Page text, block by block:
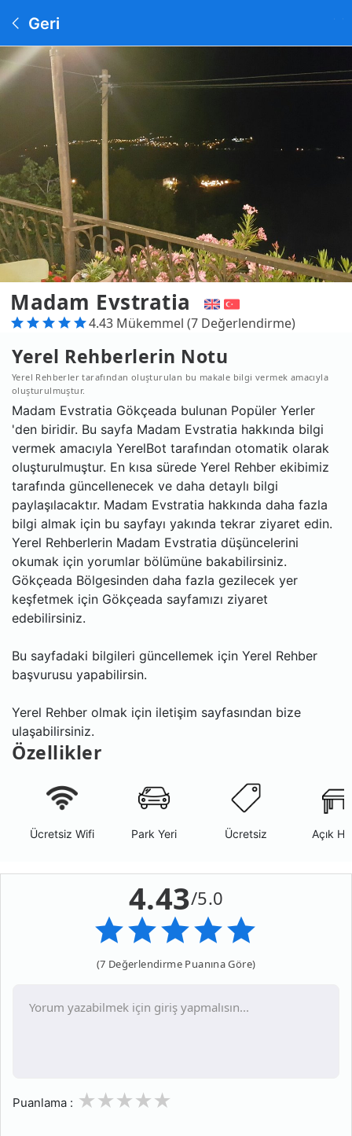
Geri
Madam Evstratia
4.43 Mükemmel (7 Değerlendirme)
Yerel Rehberlerin Notu
Yerel Rehberler tarafından oluşturulan bu makale bilgi vermek amacıyla
oluşturulmuştur.
Madam Evstratia Gökçeada bulunan Popüler Yerler
'den biridir. Bu sayfa Madam Evstratia hakkında bilgi
vermek amacıyla YerelBot tarafından otomatik olarak
oluşturulmuştur. En kısa sürede Yerel Rehber ekibimiz
tarafında güncellenecek ve daha detaylı bilgi
paylaşılacaktır. Madam Evstratia hakkında daha fazla
bilgi almak için bu sayfayı yakında tekrar ziyaret edin.
Yerel Rehberlerin Madam Evstratia düşüncelerini
okumak için yorumlar bölümüne bakabilirsiniz.
Gökçeada Bölgesinden daha fazla gezilecek yer
keşfetmek için Gökçeada sayfamızı ziyaret
edebilirsiniz.
Bu sayfadaki bilgileri güncellemek için Yerel Rehber
başvurusu yapabilirsin.
Yerel Rehber olmak için iletişim sayfasından bize
ulaşabilirsiniz.
Özellikler
Ücretsiz Wifi Park Yeri Ücretsiz Açık
4.43/5.0
(7 Değerlendirme Puanına Göre)
Puanlama : 3
2
1